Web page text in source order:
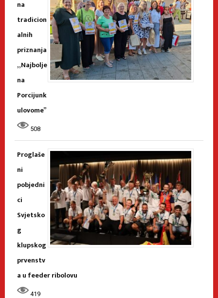
na
tradicion
alnih
priznanja
„Najbolje
na
Porcijunk
ulovome”
508
Proglaše
ni
pobjedni
ci
Svjetsko
g
klupskog
prvenstv
a u feeder ribolovu
419